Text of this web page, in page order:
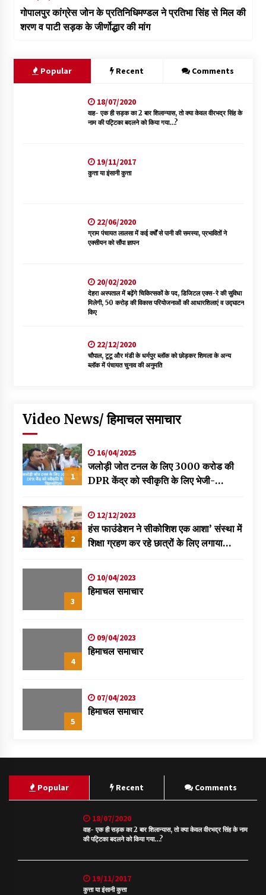
गोपालपुर कांग्रेस जोन के प्रतिनिधिमण्डल ने प्रतिभा सिंह से मिल की
शरण व पाटी सड़क के जीर्णोद्धार की मांग
Popular Recent Comments
18/07/2020
वाह- एक ही सड़क का 2 बार शिलान्यास, तो क्या केवल वीरभद्र सिंह के
नाम की पट्टिका बदलने को किया गया…?
19/11/2017
कुत्ता या इंसानी कुत्ता
22/06/2020
ग्राम पंचायत लालसा में कई वर्षों से पानी की समस्या, प्रभावितों ने
एक्सीयन को सौंपा ज्ञापन
20/02/2020
देहरा अस्पताल में बढ़ेंगे चिकित्सकों के पद, डिजिटल एक्स-रे की सुविधा
मिलेगी, 50 करोड़ की विकास परियोजनाओं की आधारशिलाएं व उद्घाटन
किए
22/12/2020
चौपाल, टूटू और मंडी के धर्मपुर ब्लॉक को छोड़कर शिमला के अन्य
ब्लॉक में पंचायत चुनाव की अनुमति
Video News/ हिमाचल समाचार
1
16/04/2025
जलोड़ी जोत टनल के लिए 3000 करोड की
DPR केंद्र को स्वीकृति के लिए भेजी-
2
12/12/2023
हंस फाउंडेशन ने सीकोशिश एक आशा’ संस्था में
शिक्षा ग्रहण कर रहे छात्रों के लिए लगाया
3
10/04/2023
हिमाचल समाचार
4
09/04/2023
हिमाचल समाचार
5
07/04/2023
हिमाचल समाचार
Popular Recent Comments
18/07/2020
वाह- एक ही सड़क का 2 बार शिलान्यास, तो क्या केवल वीरभद्र सिंह के नाम
की पट्टिका बदलने को किया गया…?
19/11/2017
कुत्ता या इंसानी कुत्ता